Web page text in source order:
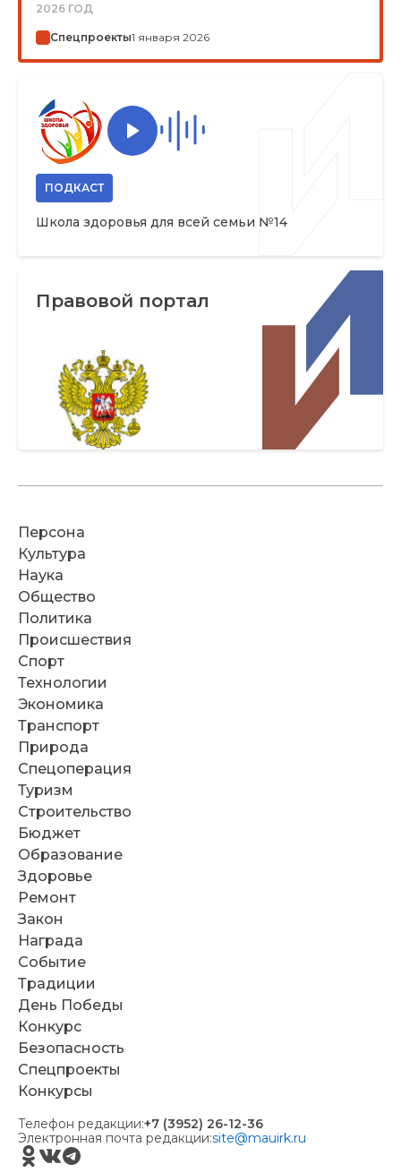
2026 ГОД
Спецпроекты1 января 2026
ПОДКАСТ
Школа здоровья для всей семьи №14
Правовой портал
Персона
Культура
Наука
Общество
Политика
Происшествия
Спорт
Технологии
Экономика
Транспорт
Природа
Спецоперация
Туризм
Строительство
Бюджет
Образование
Здоровье
Ремонт
Закон
Награда
Событие
Традиции
День Победы
Конкурс
Безопасность
Спецпроекты
Конкурсы
Телефон редакции:+7 (3952) 26-12-36
Электронная почта редакции:site@mauirk.ru